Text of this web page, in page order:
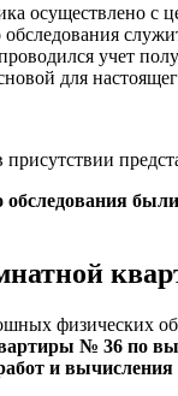
учет
для
обследования были
физических
№ 36 по
и